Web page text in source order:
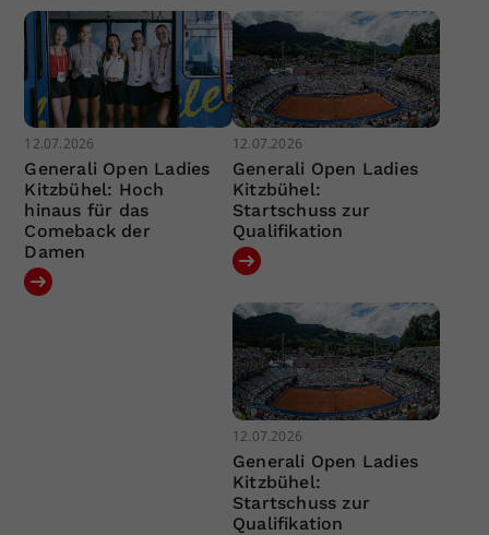
12.07.2026
Generali Open Ladies
Kitzbühel: Hoch
hinaus für das
Comeback der
Damen
12.07.2026
Generali Open Ladies
Kitzbühel:
Startschuss zur
Qualifikation
12.07.2026
Generali Open Ladies
Kitzbühel:
Startschuss zur
Qualifikation